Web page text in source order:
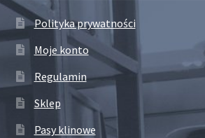
Polityka prywatności
Moje konto
Regulamin
Sklep
Pasy klinowe